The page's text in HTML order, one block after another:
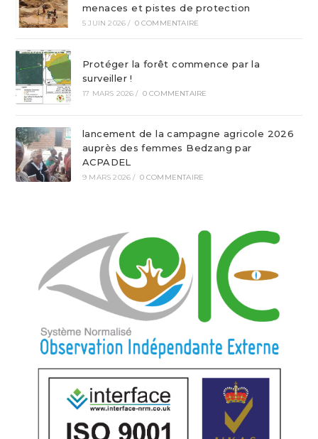
menaces et pistes de protection
5 JUIN 2026 / 0 COMMENTAIRE
Protéger la forêt commence par la
surveiller !
17 MARS 2026 / 0 COMMENTAIRE
lancement de la campagne agricole 2026
auprès des femmes Bedzang par
ACPADEL
9 MARS 2026 / 0 COMMENTAIRE